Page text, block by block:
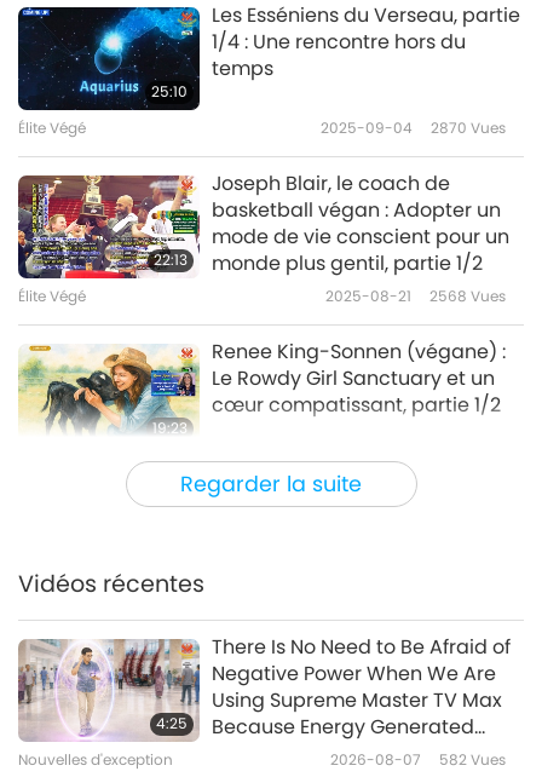
Regarder la suite
25:10
Les Esséniens du Verseau, partie
1/4 : Une rencontre hors du
temps
Élite Végé 2025-09-04 2870 Vues
22:13
Joseph Blair, le coach de
basketball végan : Adopter un
mode de vie conscient pour un
monde plus gentil, partie 1/2
Élite Végé 2025-08-21 2568 Vues
19:23
Renee King-Sonnen (végane) :
Le Rowdy Girl Sanctuary et un
cœur compatissant, partie 1/2
2025-08-07
24:19
21:50
Christine Vardaros (végane) :
Cycliste professionnelle
carburant au régime végan,
Vidéos récentes
4:25
There Is No Need to Be Afraid of
Negative Power When We Are
Using Supreme Master TV Max
Because Energy Generated
from It Is Far More Powerful than
Nouvelles d'exception 2026-08-07 582Vues